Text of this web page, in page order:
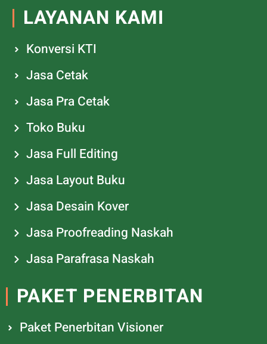
LAYANAN KAMI
Konversi KTI
Jasa Cetak
Jasa Pra Cetak
Toko Buku
Jasa Full Editing
Jasa Layout Buku
Jasa Desain Kover
Jasa Proofreading Naskah
Jasa Parafrasa Naskah
PAKET PENERBITAN
Paket Penerbitan Visioner